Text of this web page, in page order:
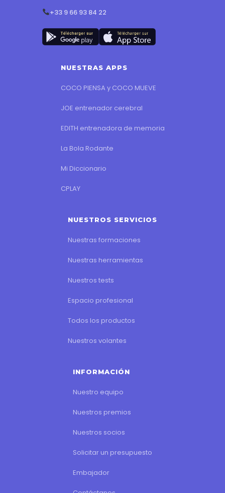
+33 9 66 93 84 22
NUESTRAS APPS
COCO PIENSA y COCO MUEVE
JOE entrenador cerebral
EDITH entrenadora de memoria
La Bola Rodante
Mi Diccionario
CPLAY
NUESTROS SERVICIOS
Nuestras formaciones
Nuestras herramientas
Nuestros tests
Espacio profesional
Todos los productos
Nuestros volantes
INFORMACIÓN
Nuestro equipo
Nuestros premios
Nuestros socios
Solicitar un presupuesto
Embajador